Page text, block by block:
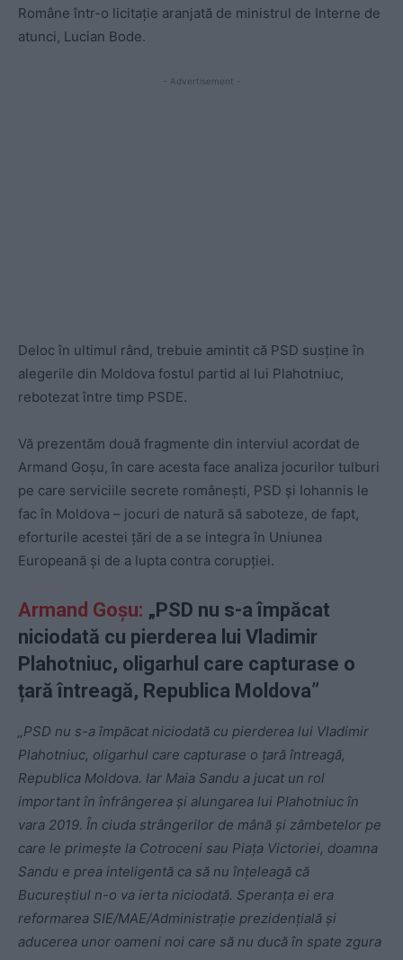
Române într-o licitație aranjată de ministrul de Interne de
atunci, Lucian Bode.
- Advertisement -
Deloc în ultimul rând, trebuie amintit că PSD susține în
alegerile din Moldova fostul partid al lui Plahotniuc,
rebotezat între timp PSDE.
Vă prezentăm două fragmente din interviul acordat de
Armand Goșu, în care acesta face analiza jocurilor tulburi
pe care serviciile secrete românești, PSD și Iohannis le
fac în Moldova – jocuri de natură să saboteze, de fapt,
eforturile acestei țări de a se integra în Uniunea
Europeană și de a lupta contra corupției.
Armand Goșu: „PSD nu s-a împăcat
niciodată cu pierderea lui Vladimir
Plahotniuc, oligarhul care capturase o
țară întreagă, Republica Moldova”
„PSD nu s-a împăcat niciodată cu pierderea lui Vladimir
Plahotniuc, oligarhul care capturase o țară întreagă,
Republica Moldova. Iar Maia Sandu a jucat un rol
important în înfrângerea și alungarea lui Plahotniuc în
vara 2019. În ciuda strângerilor de mână și zâmbetelor pe
care le primește la Cotroceni sau Piața Victoriei, doamna
Sandu e prea inteligentă ca să nu înțeleagă că
Bucureștiul n-o va ierta niciodată. Speranța ei era
reformarea SIE/MAE/Administrație prezidențială și
aducerea unor oameni noi care să nu ducă în spate zgura